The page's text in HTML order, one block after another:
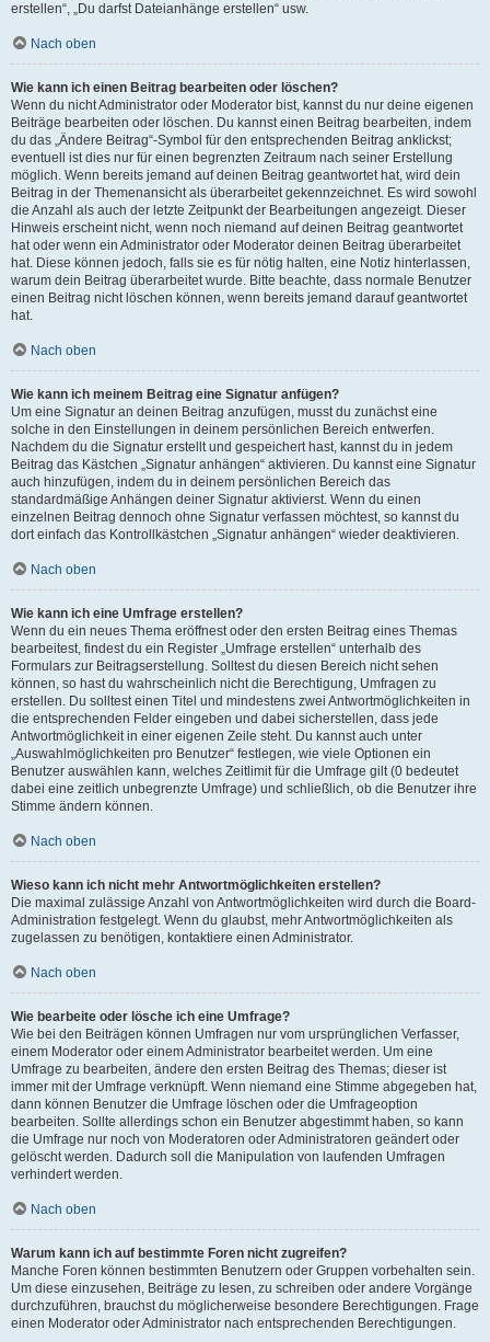
erstellen“, „Du darfst Dateianhänge erstellen“ usw.
Nach oben
Wie kann ich einen Beitrag bearbeiten oder löschen?
Wenn du nicht Administrator oder Moderator bist, kannst du nur deine eigenen
Beiträge bearbeiten oder löschen. Du kannst einen Beitrag bearbeiten, indem
du das „Ändere Beitrag“-Symbol für den entsprechenden Beitrag anklickst;
eventuell ist dies nur für einen begrenzten Zeitraum nach seiner Erstellung
möglich. Wenn bereits jemand auf deinen Beitrag geantwortet hat, wird dein
Beitrag in der Themenansicht als überarbeitet gekennzeichnet. Es wird sowohl
die Anzahl als auch der letzte Zeitpunkt der Bearbeitungen angezeigt. Dieser
Hinweis erscheint nicht, wenn noch niemand auf deinen Beitrag geantwortet
hat oder wenn ein Administrator oder Moderator deinen Beitrag überarbeitet
hat. Diese können jedoch, falls sie es für nötig halten, eine Notiz hinterlassen,
warum dein Beitrag überarbeitet wurde. Bitte beachte, dass normale Benutzer
einen Beitrag nicht löschen können, wenn bereits jemand darauf geantwortet
hat.
Nach oben
Wie kann ich meinem Beitrag eine Signatur anfügen?
Um eine Signatur an deinen Beitrag anzufügen, musst du zunächst eine
solche in den Einstellungen in deinem persönlichen Bereich entwerfen.
Nachdem du die Signatur erstellt und gespeichert hast, kannst du in jedem
Beitrag das Kästchen „Signatur anhängen“ aktivieren. Du kannst eine Signatur
auch hinzufügen, indem du in deinem persönlichen Bereich das
standardmäßige Anhängen deiner Signatur aktivierst. Wenn du einen
einzelnen Beitrag dennoch ohne Signatur verfassen möchtest, so kannst du
dort einfach das Kontrollkästchen „Signatur anhängen“ wieder deaktivieren.
Nach oben
Wie kann ich eine Umfrage erstellen?
Wenn du ein neues Thema eröffnest oder den ersten Beitrag eines Themas
bearbeitest, findest du ein Register „Umfrage erstellen“ unterhalb des
Formulars zur Beitragserstellung. Solltest du diesen Bereich nicht sehen
können, so hast du wahrscheinlich nicht die Berechtigung, Umfragen zu
erstellen. Du solltest einen Titel und mindestens zwei Antwortmöglichkeiten in
die entsprechenden Felder eingeben und dabei sicherstellen, dass jede
Antwortmöglichkeit in einer eigenen Zeile steht. Du kannst auch unter
„Auswahlmöglichkeiten pro Benutzer“ festlegen, wie viele Optionen ein
Benutzer auswählen kann, welches Zeitlimit für die Umfrage gilt (0 bedeutet
dabei eine zeitlich unbegrenzte Umfrage) und schließlich, ob die Benutzer ihre
Stimme ändern können.
Nach oben
Wieso kann ich nicht mehr Antwortmöglichkeiten erstellen?
Die maximal zulässige Anzahl von Antwortmöglichkeiten wird durch die Board-
Administration festgelegt. Wenn du glaubst, mehr Antwortmöglichkeiten als
zugelassen zu benötigen, kontaktiere einen Administrator.
Nach oben
Wie bearbeite oder lösche ich eine Umfrage?
Wie bei den Beiträgen können Umfragen nur vom ursprünglichen Verfasser,
einem Moderator oder einem Administrator bearbeitet werden. Um eine
Umfrage zu bearbeiten, ändere den ersten Beitrag des Themas; dieser ist
immer mit der Umfrage verknüpft. Wenn niemand eine Stimme abgegeben hat,
dann können Benutzer die Umfrage löschen oder die Umfrageoption
bearbeiten. Sollte allerdings schon ein Benutzer abgestimmt haben, so kann
die Umfrage nur noch von Moderatoren oder Administratoren geändert oder
gelöscht werden. Dadurch soll die Manipulation von laufenden Umfragen
verhindert werden.
Nach oben
Warum kann ich auf bestimmte Foren nicht zugreifen?
Manche Foren können bestimmten Benutzern oder Gruppen vorbehalten sein.
Um diese einzusehen, Beiträge zu lesen, zu schreiben oder andere Vorgänge
durchzuführen, brauchst du möglicherweise besondere Berechtigungen. Frage
einen Moderator oder Administrator nach entsprechenden Berechtigungen.